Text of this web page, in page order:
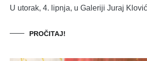
U utorak, 4. lipnja, u Galeriji Juraj
PROČITAJ!